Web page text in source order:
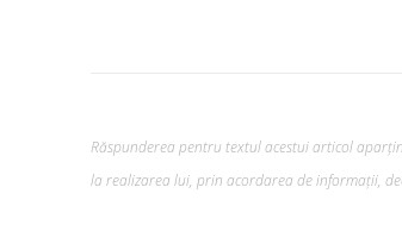
Răspunderea pentru textul acestui articol
la realizarea lui, prin acordarea de informații,